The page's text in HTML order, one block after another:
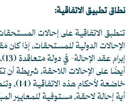
نطاق تطبيق الاتفاقية:
تنطبق الاتفاقية على إحالات
الإحالات الدولية للمستحقات، إذا
إبرام عقد الإحالة- في دولة متعاقدة(13)
أيضًا على الإحالات اللاحقة، شريطة أن
خاضعة لأحكام هذه الاتفاقية(14)
،
أية إحالة لاحقة، مستوفية للمعايير